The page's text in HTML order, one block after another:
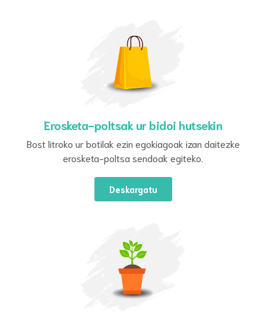
Erosketa-poltsak ur bidoi hutsekin
Bost litroko ur botilak ezin egokiagoak izan daitezke
erosketa-poltsa sendoak egiteko.
Deskargatu